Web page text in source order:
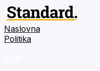
Naslovna
Politika